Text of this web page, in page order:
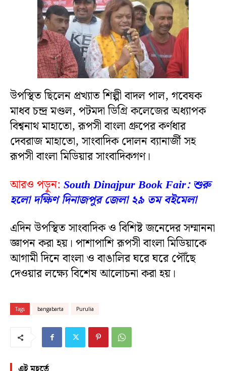
উপস্থিত ছিলেন প্রখ্যাত শিল্পী বাদল পাল, গবেষক
মাধব চন্দ্র মণ্ডল, পটমদা ডিগ্রি কলেজের অধ্যাপক
বিশ্বনাথ মাহাতো, রূপসী বাংলা গ্রুপের কর্ণধার
দেবরাজ মাহাতো, সাংবাদিক দোলন ব্যানার্জী সহ
রূপসী বাংলা মিডিয়ার সাংবাদিকগণ।
আরও পড়ুন: South Dinajpur Book Fair: শুরু
হলো দক্ষিণ দিনাজপুর জেলা ২৯ তম বইমেলা
এদিন উপস্থিত সাংবাদিক ও বিশিষ্ট জনেদের সম্মাননা
জ্ঞাপন করা হয়। পাশাপাশি রূপসী বাংলা মিডিয়াকে
আগামী দিনে বাংলা ও বাঙালির ঘরে ঘরে পৌঁছে
দেওয়ার লক্ষ্যে বিশেষ আলোচনা করা হয়।
Tags bangabarta Purulia